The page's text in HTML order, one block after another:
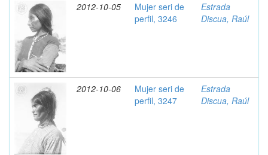
2012-10-05
Mujer seri de
perfil, 3246
Estrada
Discua, Raúl
2012-10-06
Mujer seri de
perfil, 3247
Estrada
Discua, Raúl